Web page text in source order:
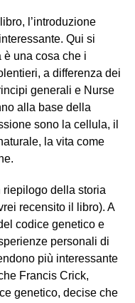
l’introduzione
Qui si
una cosa che i
a differenza dei
generali e Nurse
alla base della
sono la cellula, il
la vita come
riepilogo della storia
recensito il libro). A
codice genetico e
personali di
più interessante
Francis Crick,
genetico, decise che